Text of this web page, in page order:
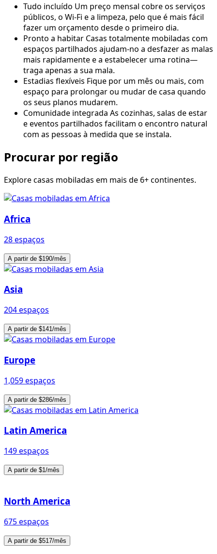
Tudo incluído Um preço mensal cobre os serviços
públicos, o Wi-Fi e a limpeza, pelo que é mais fácil
fazer um orçamento desde o primeiro dia.
Pronto a habitar Casas totalmente mobiladas com
espaços partilhados ajudam-no a desfazer as malas
mais rapidamente e a estabelecer uma rotina—
traga apenas a sua mala.
Estadias flexíveis Fique por um mês ou mais, com
espaço para prolongar ou mudar de casa quando
os seus planos mudarem.
Comunidade integrada As cozinhas, salas de estar
e eventos partilhados facilitam o encontro natural
com as pessoas à medida que se instala.
Procurar por região
Explore casas mobiladas em mais de 6+ continentes.
Africa
28 espaços
A partir de $190/mês
Asia
204 espaços
A partir de $141/mês
Europe
1,059 espaços
A partir de $286/mês
Latin America
149 espaços
A partir de $1/mês
North America
675 espaços
A partir de $517/mês